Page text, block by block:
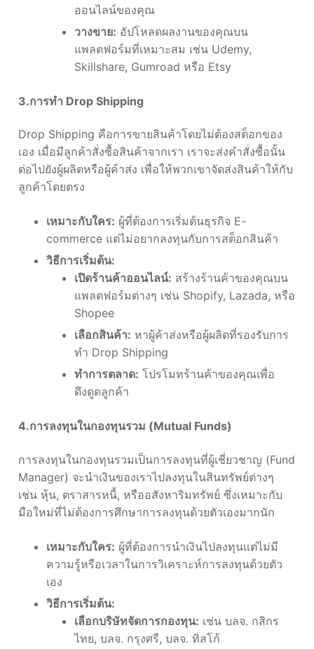
ออนไลน์ของคุณ
วางขาย: อัปโหลดผลงานของคุณบน
แพลตฟอร์มที่เหมาะสม เช่น Udemy,
Skillshare, Gumroad หรือ Etsy
3.การทำ Drop Shipping
Drop Shipping คือการขายสินค้าโดยไม่ต้องสต็อกของ
เอง เมื่อมีลูกค้าสั่งซื้อสินค้าจากเรา เราจะส่งคำสั่งซื้อนั้น
ต่อไปยังผู้ผลิตหรือผู้ค้าส่ง เพื่อให้พวกเขาจัดส่งสินค้าให้กับ
ลูกค้าโดยตรง
เหมาะกับใคร: ผู้ที่ต้องการเริ่มต้นธุรกิจ E-
commerce แต่ไม่อยากลงทุนกับการสต็อกสินค้า
วิธีการเริ่มต้น:
เปิดร้านค้าออนไลน์: สร้างร้านค้าของคุณบน
แพลตฟอร์มต่างๆ เช่น Shopify, Lazada, หรือ
Shopee
เลือกสินค้า: หาผู้ค้าส่งหรือผู้ผลิตที่รองรับการ
ทำ Drop Shipping
ทำการตลาด: โปรโมทร้านค้าของคุณเพื่อ
ดึงดูดลูกค้า
4.การลงทุนในกองทุนรวม (Mutual Funds)
การลงทุนในกองทุนรวมเป็นการลงทุนที่ผู้เชี่ยวชาญ (Fund
Manager) จะนำเงินของเราไปลงทุนในสินทรัพย์ต่างๆ
เช่น หุ้น, ตราสารหนี้, หรืออสังหาริมทรัพย์ ซึ่งเหมาะกับ
มือใหม่ที่ไม่ต้องการศึกษาการลงทุนด้วยตัวเองมากนัก
เหมาะกับใคร: ผู้ที่ต้องการนำเงินไปลงทุนแต่ไม่มี
ความรู้หรือเวลาในการวิเคราะห์การลงทุนด้วยตัว
เอง
วิธีการเริ่มต้น:
เลือกบริษัทจัดการกองทุน: เช่น บลจ. กสิกร
ไทย, บลจ. กรุงศรี, บลจ. ทิสโก้